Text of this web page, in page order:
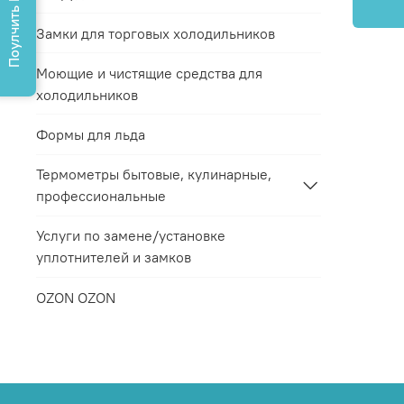
Замки для торговых холодильников
Моющие и чистящие средства для
холодильников
Формы для льда
Термометры бытовые, кулинарные,
профессиональные
Услуги по замене/установке
уплотнителей и замков
OZON OZON
Поулчить КП